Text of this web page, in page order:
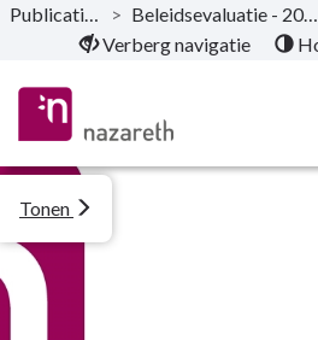
Naar hoofdinhoud
Publicaties > Beleidsevaluatie - 2020
Verberg navigatie
Tonen